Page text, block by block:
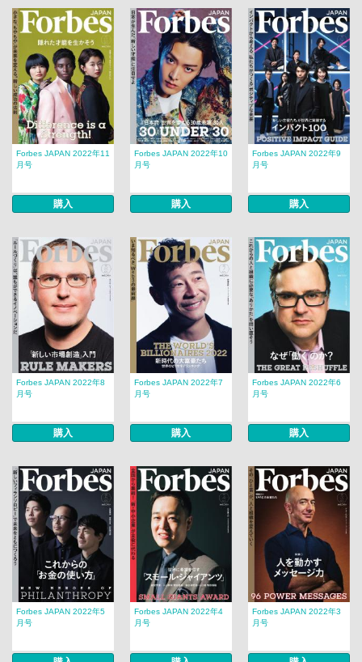
Forbes JAPAN 2022年11
月号
購入
Forbes JAPAN 2022年10
月号
購入
Forbes JAPAN 2022年9
月号
購入
Forbes JAPAN 2022年8
月号
購入
Forbes JAPAN 2022年7
月号
購入
Forbes JAPAN 2022年6
月号
購入
Forbes JAPAN 2022年5
月号
Forbes JAPAN 2022年4
月号
Forbes JAPAN 2022年3
月号